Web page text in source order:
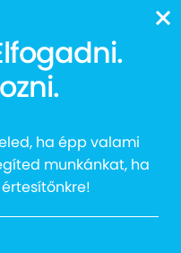
2019
ha épp valami
munkánkat, ha